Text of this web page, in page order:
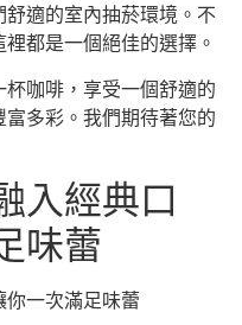
適的室內抽菸環境。不
都是一個絕佳的選擇。
咖啡，享受一個舒適的
多彩。我們期待著您的
入經典口
味蕾
你一次滿足味蕾